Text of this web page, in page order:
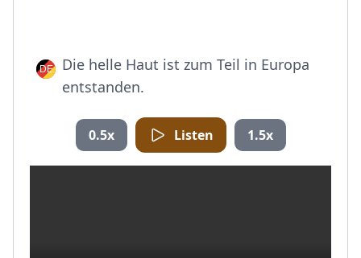
Die helle Haut ist zum Teil in Europa
entstanden.
0.5x Listen 1.5x